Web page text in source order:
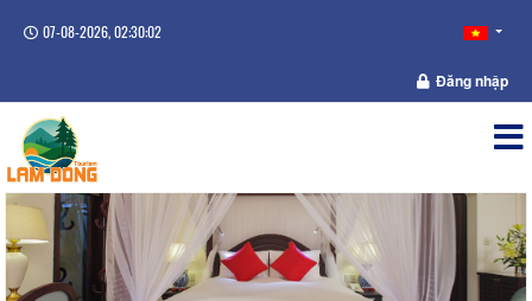
07-08-2026, 02:30:02
Đăng nhập